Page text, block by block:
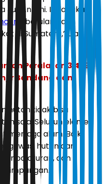
Antoni. Ini langkah
berulang dan
di Sumatera,” ujar
Peralatan 3.459
Bandang dan
hutan tidak bisa
saja. Seluruh elemen
menjaga alam. Baik
hutan dari
aturan, dan